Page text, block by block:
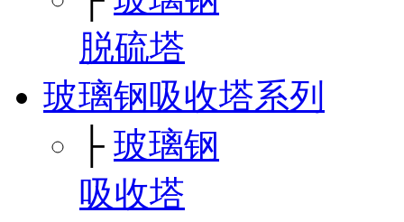
脱硫塔
玻璃钢吸收塔系列
├ 玻璃钢
吸收塔